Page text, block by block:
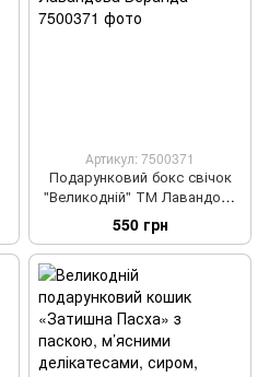
Артикул: 7500371
Подарунковий бокс свічок
"Великодній" ТМ Лавандова
Веранда ТМ Лавандова
Веранда
550 грн